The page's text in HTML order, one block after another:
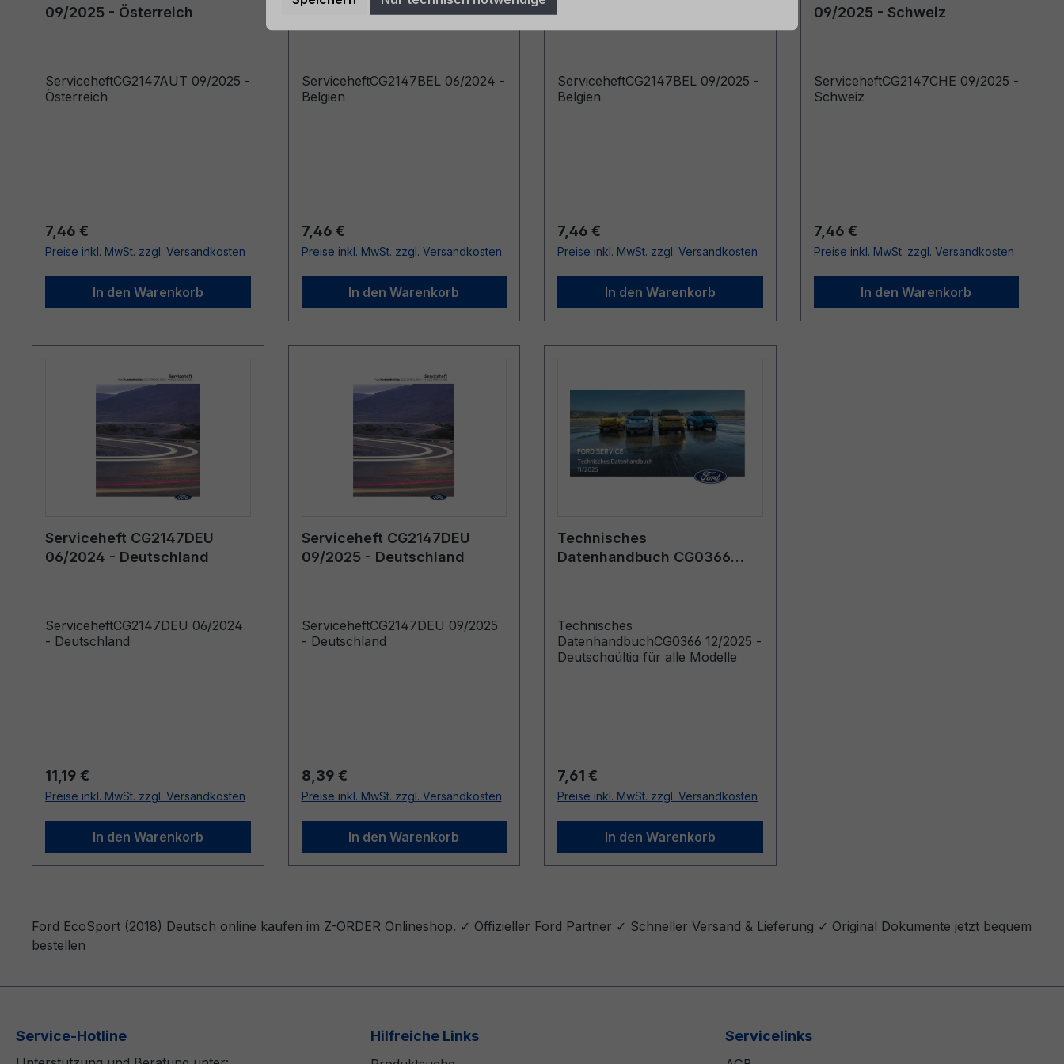
09/2025 - Österreich
ServiceheftCG2147AUT 09/2025 -
Österreich
Regulärer Preis:
7,46 €
Preise inkl. MwSt. zzgl. Versandkosten
In den Warenkorb
06/2024 - Belgien
ServiceheftCG2147BEL 06/2024 -
Belgien
Regulärer Preis:
7,46 €
Preise inkl. MwSt. zzgl. Versandkosten
In den Warenkorb
ServiceheftCG2147BEL 09/2025 -
Belgien
Regulärer Preis:
7,46 €
Preise inkl. MwSt. zzgl. Versandkosten
In den Warenkorb
09/2025 - Schweiz
ServiceheftCG2147CHE 09/2025 -
Schweiz
Regulärer Preis:
7,46 €
Preise inkl. MwSt. zzgl. Versandkosten
In den Warenkorb
Serviceheft CG2147DEU
06/2024 - Deutschland
ServiceheftCG2147DEU 06/2024
- Deutschland
Regulärer Preis:
11,19 €
Preise inkl. MwSt. zzgl. Versandkosten
In den Warenkorb
Serviceheft CG2147DEU
09/2025 - Deutschland
ServiceheftCG2147DEU 09/2025
- Deutschland
Regulärer Preis:
8,39 €
Preise inkl. MwSt. zzgl. Versandkosten
In den Warenkorb
Technisches
Datenhandbuch CG0366
Technisches
DatenhandbuchCG0366 12/2025 -
Deutschgültig für alle Modelle
Regulärer Preis:
7,61 €
Preise inkl. MwSt. zzgl. Versandkosten
In den Warenkorb
Ford EcoSport (2018) Deutsch online kaufen im Z-ORDER Onlineshop. ✓ Offizieller Ford Partner ✓ Schneller Versand & Lieferung ✓ Original Dokumente jetzt bequem
bestellen
Service-Hotline Hilfreiche Links Servicelinks